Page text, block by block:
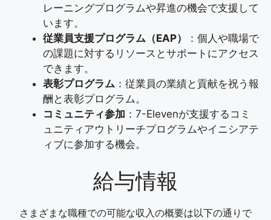
レーニングプログラムや昇進の機会で支援して
います。
従業員支援プログラム（EAP）
：個人や職場で
の課題に対するリソースとサポートにアクセス
できます。
表彰プログラム ：従業員の業績と貢献を祝う報
酬と表彰プログラム。
コミュニティ参加 ：7-Elevenが支援するコミ
ュニティアウトリーチプログラムやイニシアテ
ィブに参加する機会。
給与情報
さまざまな職種での可能な収入の概要は以下の通りで